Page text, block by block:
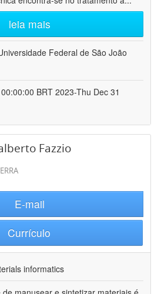
leia mais
Federal de São João
BRT 2023-Thu Dec 31
Fazzio
E-mail
Currículo
informatics